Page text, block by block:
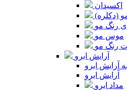
اکسیدان
(دکلره)
رنگ مو
موس مو
رنگ مو
آرایش ابرو
آرایش ابرو
آرایش ابرو
مداد ابرو